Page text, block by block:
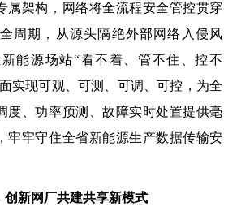
架构，网络将全流程安全管控贯穿
周期，从源头隔绝外部网络入侵风
能源场站“看不着、管不住、控不
实现可观、可测、可调、可控 ， 为全
度、功率预测、故障实时处置提供毫
牢牢守住全省新能源生产数据传输安
新网厂共建共享新模式